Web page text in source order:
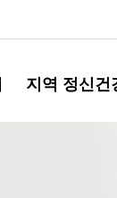
지역 정신건